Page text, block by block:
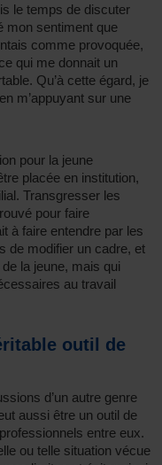
le temps de discuter
mon sentiment que
comme provoquée,
qui me donnait un
Qu’à cette égard, je
m’appuyant sur une
pour la jeune
placée en institution,
Transgresser les
pour faire
à faire entendre par les
de modifier un cadre, et
la jeune, mais qui
au travail
outil de
d’un autre genre
aussi être un outil de
entre eux.
ou telle situation vécue